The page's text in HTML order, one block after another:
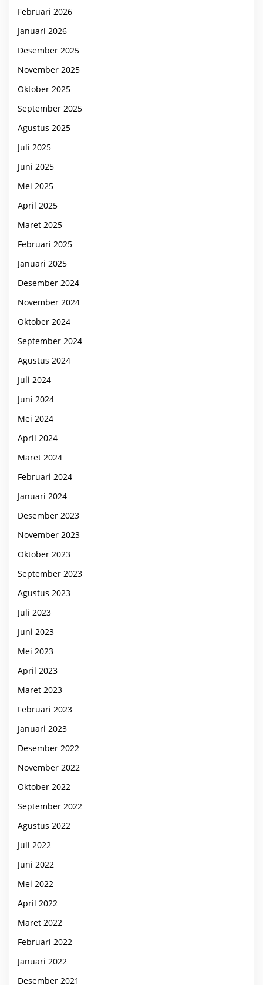
Februari 2026
Januari 2026
Desember 2025
November 2025
Oktober 2025
September 2025
Agustus 2025
Juli 2025
Juni 2025
Mei 2025
April 2025
Maret 2025
Februari 2025
Januari 2025
Desember 2024
November 2024
Oktober 2024
September 2024
Agustus 2024
Juli 2024
Juni 2024
Mei 2024
April 2024
Maret 2024
Februari 2024
Januari 2024
Desember 2023
November 2023
Oktober 2023
September 2023
Agustus 2023
Juli 2023
Juni 2023
Mei 2023
April 2023
Maret 2023
Februari 2023
Januari 2023
Desember 2022
November 2022
Oktober 2022
September 2022
Agustus 2022
Juli 2022
Juni 2022
Mei 2022
April 2022
Maret 2022
Februari 2022
Januari 2022
Desember 2021